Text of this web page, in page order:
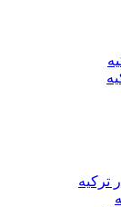
ترکیه